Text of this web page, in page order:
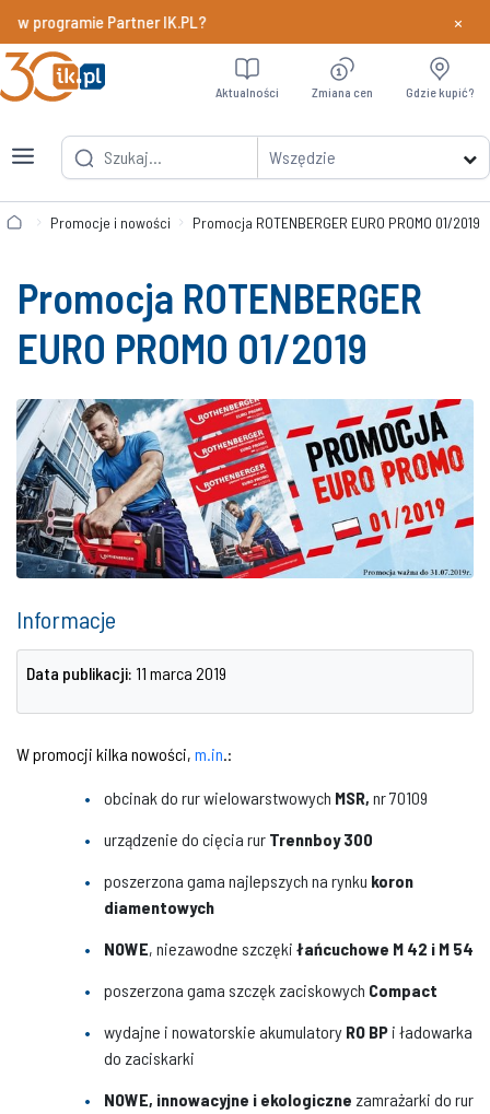
programie Partner IK.PL? Dowiedz
×
Wszędzie
Aktualności Zmiana cen Gdzie kupić?
Promocje i nowości Promocja ROTENBERGER EURO PROMO 01/2019
Promocja ROTENBERGER
EURO PROMO 01/2019
Informacje
Data publikacji: 11 marca 2019
W promocji kilka nowości, m.in.:
obcinak do rur wielowarstwowych MSR, nr 70109
urządzenie do cięcia rur Trennboy 300
poszerzona gama najlepszych na rynku koron
diamentowych
NOWE, niezawodne szczęki łańcuchowe M 42 i M 54
poszerzona gama szczęk zaciskowych Compact
wydajne i nowatorskie akumulatory RO BP i ładowarka
do zaciskarki
NOWE, innowacyjne i ekologiczne zamrażarki do rur